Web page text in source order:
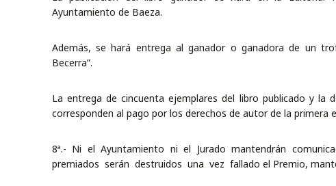
Ayuntamiento de Baeza.
Además, se hará entrega al ganador o ganadora de un
Becerra”.
La entrega de cincuenta ejemplares del libro publicado y la
corresponden al pago por los derechos de autor de la primera
8ª.- Ni el Ayuntamiento ni el Jurado mantendrán
premiados serán destruidos una vez fallado el Premio,